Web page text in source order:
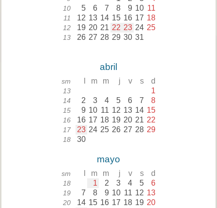
10 5 6 7 8 9 10 11
11 12 13 14 15 16 17 18
12 19 20 21 22 23 24 25
13 26 27 28 29 30 31
abril
sm m m j v s d
13 1
14 2 3 4 5 6 7 8
15 9 10 11 12 13 14 15
16 16 17 18 19 20 21 22
17 23 24 25 26 27 28 29
18 30
mayo
sm m m j v s d
18 1 2 3 4 5 6
19 7 8 9 10 11 12 13
20 14 15 16 17 18 19 20